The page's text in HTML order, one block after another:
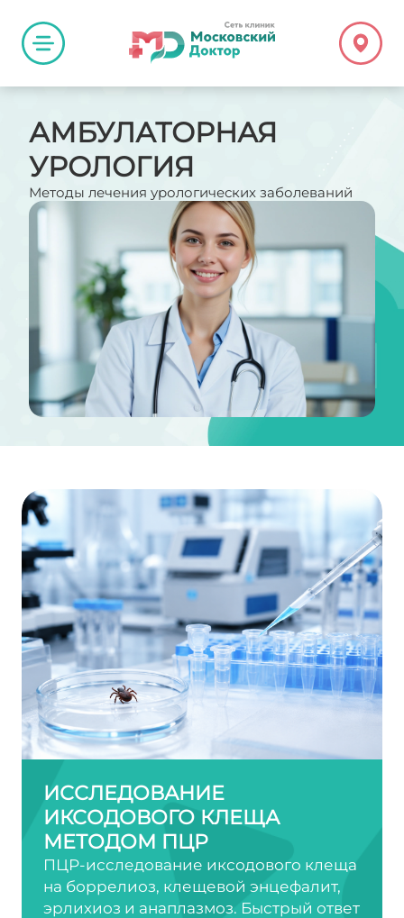
АМБУЛАТОРНАЯ
УРОЛОГИЯ
Методы лечения урологических заболеваний
ИССЛЕДОВАНИЕ
ИКСОДОВОГО КЛЕЩА
МЕТОДОМ ПЦР
ПЦР-исследование иксодового клеща
на боррелиоз, клещевой энцефалит,
эрлихиоз и анаплазмоз. Быстрый ответ